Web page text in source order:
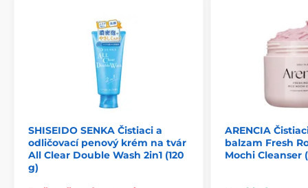
SHISEIDO SENKA Čistiaci a
odličovací penový krém na tvár
All Clear Double Wash 2in1 (120
g)
ARENCIA
balzam Fresh
Mochi Cleanser